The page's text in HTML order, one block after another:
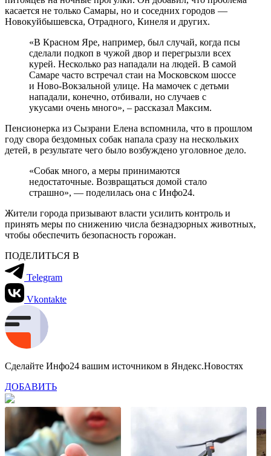
касается не только Самары, но и соседних городов —
Новокуйбышевска, Отрадного, Кинеля и других.
«В Красном Яре, например, был случай, когда псы
сделали подкоп в чужой двор и перегрызли всех
курей. Несколько раз нападали на людей. В самой
Самаре часто встречал стаи на Московском шоссе
и Ново-Вокзальной улице. На мамочек с детьми
нападали, конечно, отбивали, но случаев с
укусами очень много», – рассказал Максим.
Пенсионерка из Сызрани Елена вспомнила, что в прошлом
году свора бездомных собак напала сразу на нескольких
детей, в результате чего было возбуждено уголовное дело.
«Собак много, а меры принимаются
недостаточные. Возвращаться домой стало
страшно», — поделилась она с Инфо24.
Жители города призывают власти усилить контроль и
принять меры по снижению числа безнадзорных животных,
чтобы обеспечить безопасность горожан.
ПОДЕЛИТЬСЯ В
Telegram
Vkontakte
Сделайте Инфо24 вашим источником в Яндекс.Новостях
ДОБАВИТЬ